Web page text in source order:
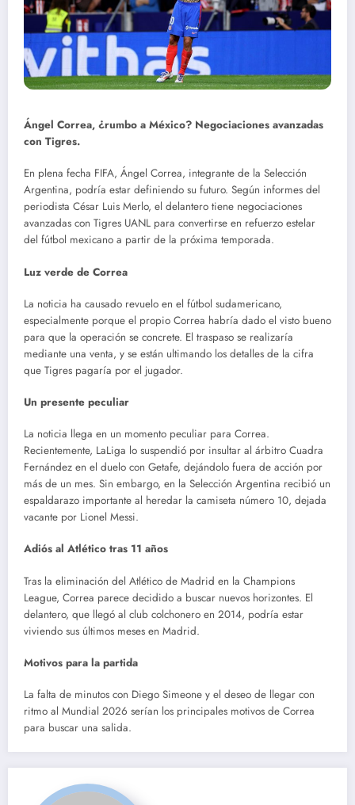
Ángel Correa, ¿rumbo a México? Negociaciones avanzadas
con Tigres.
En plena fecha FIFA, Ángel Correa, integrante de la Selección
Argentina, podría estar definiendo su futuro. Según informes del
periodista César Luis Merlo, el delantero tiene negociaciones
avanzadas con Tigres UANL para convertirse en refuerzo estelar
del fútbol mexicano a partir de la próxima temporada.
Luz verde de Correa
La noticia ha causado revuelo en el fútbol sudamericano,
especialmente porque el propio Correa habría dado el visto bueno
para que la operación se concrete. El traspaso se realizaría
mediante una venta, y se están ultimando los detalles de la cifra
que Tigres pagaría por el jugador.
Un presente peculiar
La noticia llega en un momento peculiar para Correa.
Recientemente, LaLiga lo suspendió por insultar al árbitro Cuadra
Fernández en el duelo con Getafe, dejándolo fuera de acción por
más de un mes. Sin embargo, en la Selección Argentina recibió un
espaldarazo importante al heredar la camiseta número 10, dejada
vacante por Lionel Messi.
Adiós al Atlético tras 11 años
Tras la eliminación del Atlético de Madrid en la Champions
League, Correa parece decidido a buscar nuevos horizontes. El
delantero, que llegó al club colchonero en 2014, podría estar
viviendo sus últimos meses en Madrid.
Motivos para la partida
La falta de minutos con Diego Simeone y el deseo de llegar con
ritmo al Mundial 2026 serían los principales motivos de Correa
para buscar una salida.